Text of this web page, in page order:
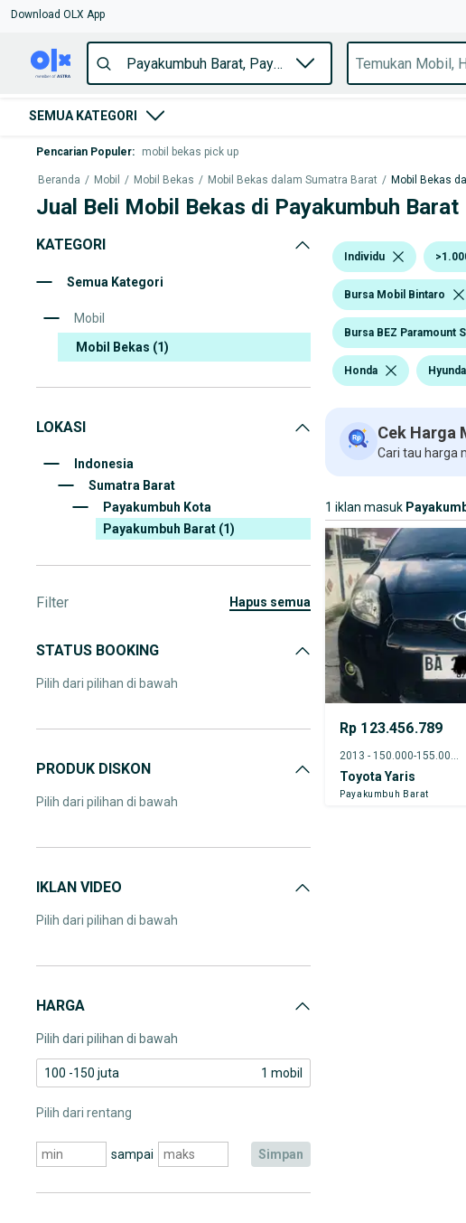
Download OLX App
SEMUA KATEGORI
Pencarian Populer: mobil bekas pick up
Beranda / Mobil / Mobil Bekas / Mobil Bekas dalam Sumatra Barat / Mobil Bekas
Jual Beli Mobil Bekas di Payakumbuh Barat
KATEGORI
Semua Kategori
Mobil
Mobil Bekas (1)
LOKASI
Indonesia
Sumatra Barat
Payakumbuh Kota
Payakumbuh Barat (1)
Filter hapus semua
STATUS BOOKING
Pilih dari pilihan di bawah
PRODUK DISKON
Pilih dari pilihan di bawah
IKLAN VIDEO
Pilih dari pilihan di bawah
HARGA
Pilih dari pilihan di bawah
100 -150 juta 1 mobil
Pilih dari rentang
sampai simpan
Individu
Bursa Mobil Bintaro
Bursa BEZ Paramount
Honda
Cek Harga
Cari tau harga
1 iklan masuk
Rp 123.456.789
Toyota Yaris
Payakumbuh Barat